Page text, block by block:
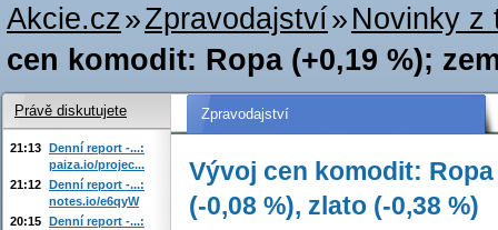
Akcie.cz»Zpravodajství» Novinky z
cen komodit: Ropa (+0,19 %);
Zpravodajství
Vývoj cen komodit:
(-0,08 %), zlato (-0,38 %)
Právě diskutujete
21:13 Denní report -...:
paiza.io/projec...
21:12 Denní report -...:
notes.io/e6qyW
20:15 Denní report -...: